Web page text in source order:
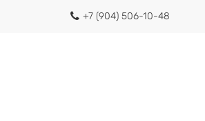
+7 (904) 506-10-48